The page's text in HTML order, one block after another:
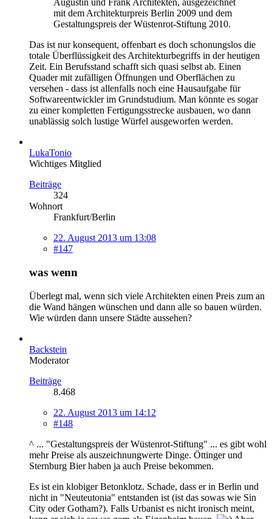
Augustin und Frank Architekten, ausgezeichnet
mit dem Architekturpreis Berlin 2009 und dem
Gestaltungspreis der Wüstenrot-Stiftung 2010.
Das ist nur konsequent, offenbart es doch schonungslos die
totale Überflüssigkeit des Architekturbegriffs in der heutigen
Zeit. Ein Berufsstand schafft sich quasi selbst ab. Einen
Quader mit zufälligen Öffnungen und Oberflächen zu
versehen - dass ist allenfalls noch eine Hausaufgabe für
Softwareentwickler im Grundstudium. Man könnte es sogar
zu einer kompletten Fertigungsstrecke ausbauen, wo dann
unablässig solch lustige Würfel ausgeworfen werden.
LukaTonio
Wichtiges Mitglied
Beiträge
324
Wohnort
Frankfurt/Berlin
22. August 2013 um 13:08
#147
was wenn
Überlegt mal, wenn sich viele Architekten einen Preis zum an
die Wand hängen wünschen und dann alle so bauen würden.
Wie würden dann unsere Städte aussehen?
Backstein
Moderator
Beiträge
8.468
22. August 2013 um 14:12
#148
^ ... "Gestaltungspreis der Wüstenrot-Stiftung" ... es gibt wohl
mehr Preise als auszeichnungwerte Dinge. Öttinger und
Sternburg Bier haben ja auch Preise bekommen.
Es ist ein klobiger Betonklotz. Schade, dass er in Berlin und
nicht in "Neuteutonia" entstanden ist (ist das sowas wie Sin
City oder Gotham?). Falls Urbanist es nicht ironisch meint,